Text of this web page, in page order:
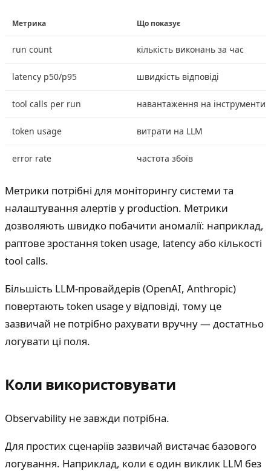
Метрика Що показує
run count кількість виконань за час
latency p50/p95 швидкість відповіді
tool calls per run навантаження на інструменти
token usage витрати на LLM
error rate частота збоїв
Метрики потрібні для моніторингу системи та
налаштування алертів у production. Метрики
дозволяють швидко побачити аномалії: наприклад,
раптове зростання token usage, latency або кількості
tool calls.
Більшість LLM-провайдерів (OpenAI, Anthropic)
повертають token usage у відповіді, тому це
зазвичай не потрібно рахувати вручну — достатньо
логувати ці поля.
Коли використовувати
Observability не завжди потрібна.
Для простих сценаріїв зазвичай вистачає базового
логування. Наприклад, коли є один виклик LLM без